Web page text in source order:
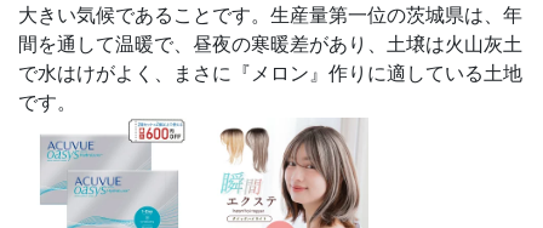
大きい気候であることです。生産量第一位の茨城県は、年
間を通して温暖で、昼夜の寒暖差があり、土壌は火山灰土
で水はけがよく、まさに『メロン』作りに適している土地
です。